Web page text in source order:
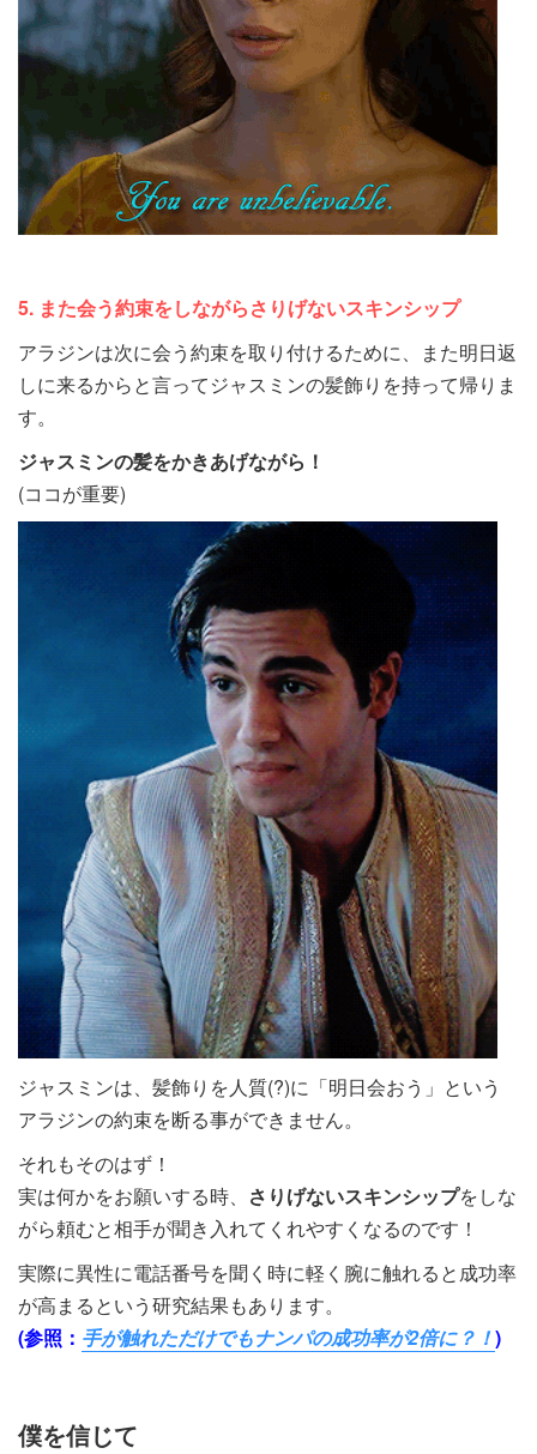
5. また会う約束をしながらさりげないスキンシップ
アラジンは次に会う約束を取り付けるために、また明日返
しに来るからと言ってジャスミンの髪飾りを持って帰りま
す。
ジャスミンの髪をかきあげながら！
(ココが重要)
ジャスミンは、髪飾りを人質(?)に「明日会おう」という
アラジンの約束を断る事ができません。
それもそのはず！
実は何かをお願いする時、 さりげないスキンシップをしな
がら頼むと相手が聞き入れてくれやすくなるのです！
実際に異性に電話番号を聞く時に軽く腕に触れると成功率
が高まるという研究結果もあります。
(参照： 手が触れただけでもナンパの成功率が2倍に？！)
僕を信じて